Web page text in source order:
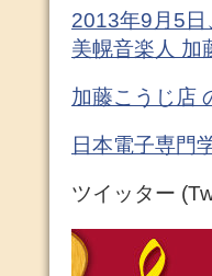
2013年9月5
美幌音楽人 加
加藤こうじ店
日本電子専門
ツイッター